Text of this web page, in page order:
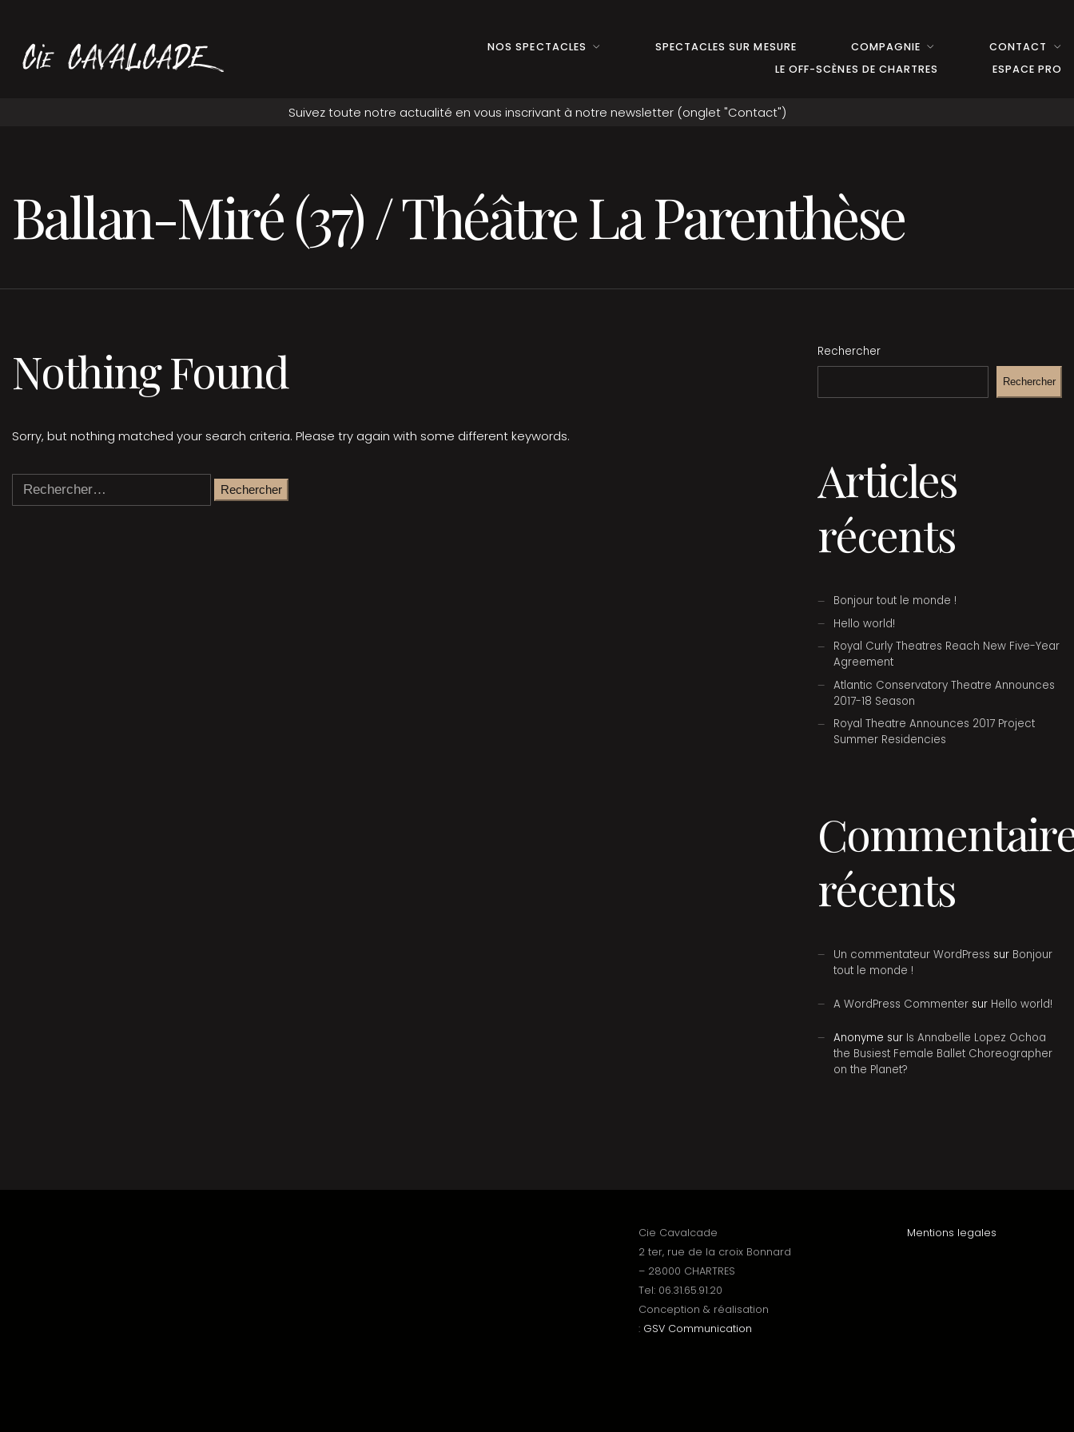
NOS SPECTACLES SPECTACLES SUR MESURE COMPAGNIE
CONTACT
LE OFF-SCÈNES DE CHARTRES
ESPACE PRO
Ballan-Miré (37) / Théâtre La Parenthèse
Nothing Found
Sorry, but nothing matched your search criteria. Please try again with some different keywords.
Rechercher :
Rechercher
Rechercher
Articles
récents
Bonjour tout le monde !
Hello world!
Royal Curly Theatres Reach New Five-Year
Agreement
Atlantic Conservatory Theatre Announces
2017-18 Season
Royal Theatre Announces 2017 Project
Summer Residencies
récents
Un commentateur WordPress sur Bonjour
tout le monde !
A WordPress Commenter sur Hello world!
Anonyme sur Is Annabelle Lopez Ochoa
the Busiest Female Ballet Choreographer
on the Planet?
Cie Cavalcade
2 ter, rue de la croix Bonnard
– 28000 CHARTRES
Tel: 06.31.65.91.20
Conception & réalisation
: GSV Communication
Mentions legales